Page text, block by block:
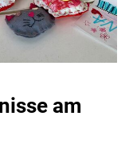
am